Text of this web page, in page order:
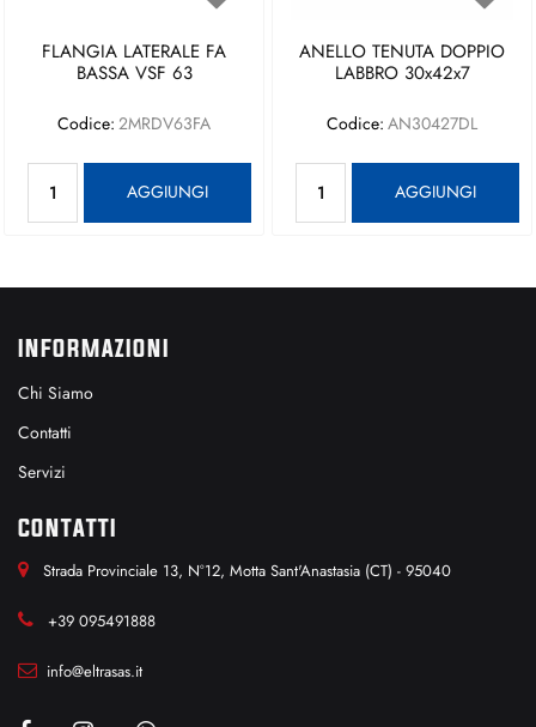
FLANGIA LATERALE FA
BASSA VSF 63
Codice: 2MRDV63FA
AGGIUNGI
ANELLO TENUTA DOPPIO
LABBRO 30x42x7
Codice: AN30427DL
AGGIUNGI
INFORMAZIONI
Chi Siamo
Contatti
Servizi
CONTATTI
Strada Provinciale 13, N°12, Motta Sant'Anastasia (CT) - 95040
+39 095491888
info@eltrasas.it